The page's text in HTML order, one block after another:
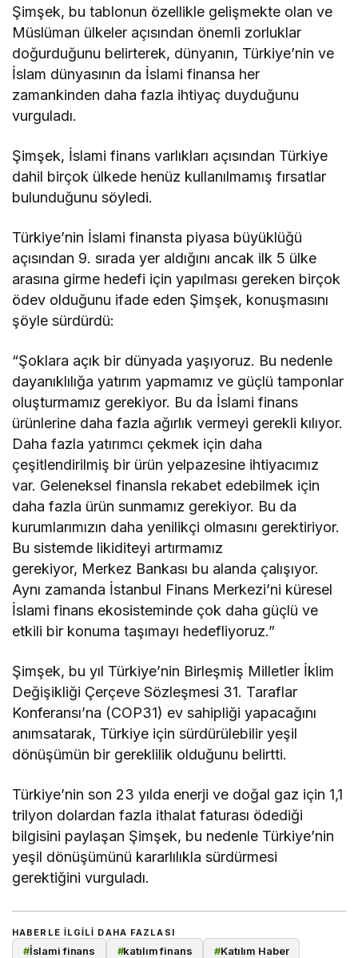
Şimşek, bu tablonun özellikle gelişmekte olan ve
Müslüman ülkeler açısından önemli zorluklar
doğurduğunu belirterek, dünyanın, Türkiye’nin ve
İslam dünyasının da İslami finansa her
zamankinden daha fazla ihtiyaç duyduğunu
vurguladı.
Şimşek, İslami finans varlıkları açısından Türkiye
dahil birçok ülkede henüz kullanılmamış fırsatlar
bulunduğunu söyledi.
Türkiye’nin İslami finansta piyasa büyüklüğü
açısından 9. sırada yer aldığını ancak ilk 5 ülke
arasına girme hedefi için yapılması gereken birçok
ödev olduğunu ifade eden Şimşek, konuşmasını
şöyle sürdürdü:
“Şoklara açık bir dünyada yaşıyoruz. Bu nedenle
dayanıklılığa yatırım yapmamız ve güçlü tamponlar
oluşturmamız gerekiyor. Bu da İslami finans
ürünlerine daha fazla ağırlık vermeyi gerekli kılıyor.
Daha fazla yatırımcı çekmek için daha
çeşitlendirilmiş bir ürün yelpazesine ihtiyacımız
var. Geleneksel finansla rekabet edebilmek için
daha fazla ürün sunmamız gerekiyor. Bu da
kurumlarımızın daha yenilikçi olmasını gerektiriyor.
Bu sistemde likiditeyi artırmamız
gerekiyor, Merkez Bankası bu alanda çalışıyor.
Aynı zamanda İstanbul Finans Merkezi’ni küresel
İslami finans ekosisteminde çok daha güçlü ve
etkili bir konuma taşımayı hedefliyoruz.”
Şimşek, bu yıl Türkiye’nin Birleşmiş Milletler İklim
Değişikliği Çerçeve Sözleşmesi 31. Taraflar
Konferansı’na (COP31) ev sahipliği yapacağını
anımsatarak, Türkiye için sürdürülebilir yeşil
dönüşümün bir gereklilik olduğunu belirtti.
Türkiye’nin son 23 yılda enerji ve doğal gaz için 1,1
trilyon dolardan fazla ithalat faturası ödediği
bilgisini paylaşan Şimşek, bu nedenle Türkiye’nin
yeşil dönüşümünü kararlılıkla sürdürmesi
gerektiğini vurguladı.
HABERLE ILGILI DAHA FAZLASI
#İslami finans #katılım finans #Katılım Haber